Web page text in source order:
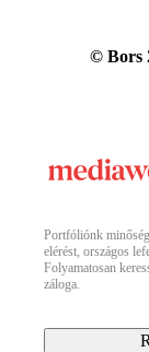
© Bors
Portfóliónk
elérést, országos
Folyamatosan
záloga.